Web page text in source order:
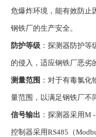
危爆炸环境，能有效防止
钢铁厂的生产安全。
防护等级 ：探测器防护等
的侵入，适应钢铁厂恶劣
测量范围 ：对于有毒氯化
量范围，以满足钢铁厂不
信号输出 ：探测器采用M
控制器采用RS485（